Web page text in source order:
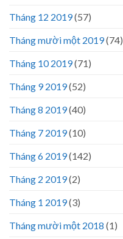
Tháng 12 2019(57)
Tháng mười một 2019(74)
Tháng 10 2019(71)
Tháng 9 2019(52)
Tháng 8 2019(40)
Tháng 7 2019(10)
Tháng 6 2019(142)
Tháng 2 2019(2)
Tháng 1 2019(3)
Tháng mười một 2018 (1)